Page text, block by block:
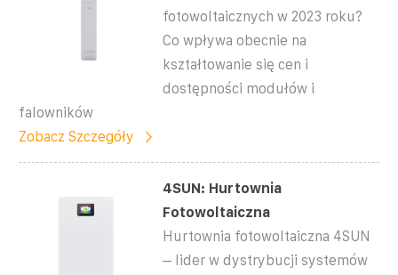
fotowoltaicznych w 2023 roku?
Co wpływa obecnie na
kształtowanie się cen i
dostępności modułów i
falowników
Zobacz Szczegóły
4SUN: Hurtownia
Fotowoltaiczna
Hurtownia fotowoltaiczna 4SUN
– lider w dystrybucji systemów